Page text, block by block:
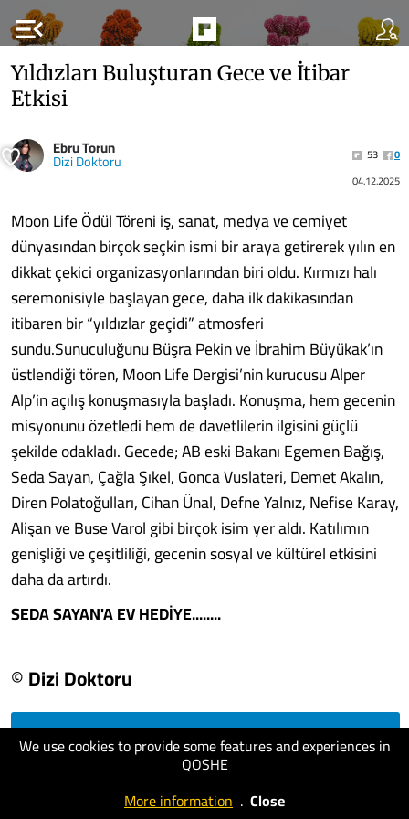
menu_open
We use cookies to provide some features and experiences in
QOSHE
More information . Close
Yıldızları Buluşturan Gece ve İtibar
Etkisi
Ebru Torun
Dizi Doktoru 53
0
04.12.2025
Moon Life Ödül Töreni iş, sanat, medya ve cemiyet
dünyasından birçok seçkin ismi bir araya getirerek yılın en
dikkat çekici organizasyonlarından biri oldu. Kırmızı halı
seremonisiyle başlayan gece, daha ilk dakikasından
itibaren bir “yıldızlar geçidi” atmosferi
sundu.Sunuculuğunu Büşra Pekin ve İbrahim Büyükak’ın
üstlendiği tören, Moon Life Dergisi’nin kurucusu Alper
Alp’in açılış konuşmasıyla başladı. Konuşma, hem gecenin
misyonunu özetledi hem de davetlilerin ilgisini güçlü
şekilde odakladı. Gecede; AB eski Bakanı Egemen Bağış,
Seda Sayan, Çağla Şıkel, Gonca Vuslateri, Demet Akalın,
Diren Polatoğulları, Cihan Ünal, Defne Yalnız, Nefise Karay,
Alişan ve Buse Varol gibi birçok isim yer aldı. Katılımın
genişliği ve çeşitliliği, gecenin sosyal ve kültürel etkisini
daha da artırdı.
SEDA SAYAN'A EV HEDİYE........
© Dizi Doktoru
visit website